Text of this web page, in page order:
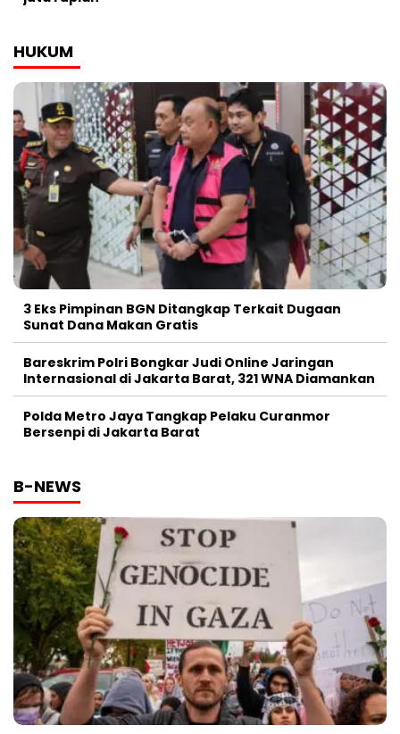
HUKUM
3 Eks Pimpinan BGN Ditangkap Terkait Dugaan
Sunat Dana Makan Gratis
Bareskrim Polri Bongkar Judi Online Jaringan
Internasional di Jakarta Barat, 321 WNA Diamankan
Polda Metro Jaya Tangkap Pelaku Curanmor
Bersenpi di Jakarta Barat
B-NEWS